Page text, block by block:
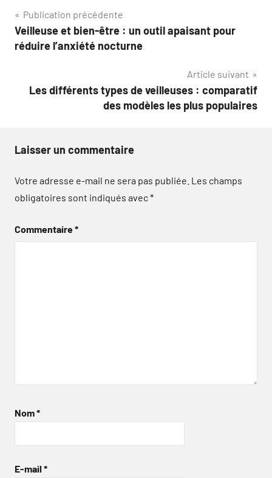
Navigation
de
Publication précédente
Veilleuse et bien-être : un outil apaisant pour
réduire l’anxiété nocturne
Article suivant
Les différents types de veilleuses : comparatif
des modèles les plus populaires
Laisser un commentaire
Votre adresse e-mail ne sera pas publiée. Les champs
obligatoires sont indiqués avec*
Commentaire*
Nom*
E-mail *